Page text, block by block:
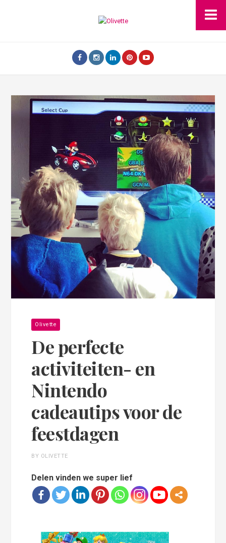
Olivette
De perfecte
activiteiten- en
Nintendo
cadeautips voor de
feestdagen
BY OLIVETTE
Delen vinden we super lief